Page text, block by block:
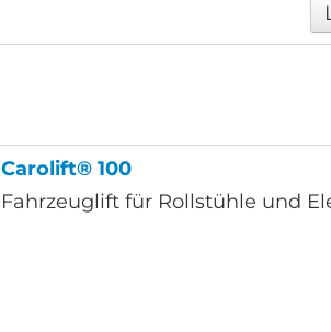
Carolift® 100
Fahrzeuglift für Rollstühle und